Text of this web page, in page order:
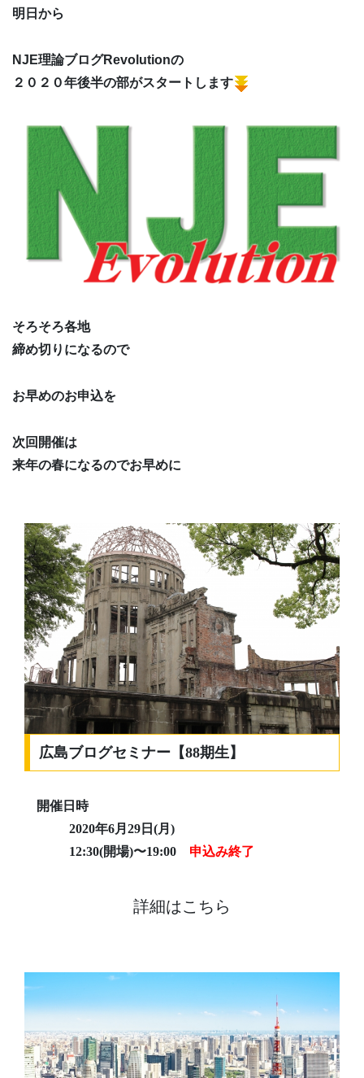
明日から
NJE理論ブログRevolutionの
２０２０年後半の部がスタートします
そろそろ各地
締め切りになるので
お早めのお申込を
次回開催は
来年の春になるのでお早めに
広島ブログセミナー【88期生】
開催日時
2020年6月29日(月)
12:30(開場)〜19:00 申込み終了
詳細はこちら